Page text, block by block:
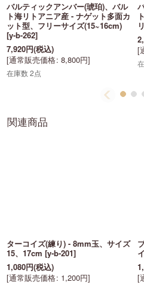
バルティックアンバー(琥珀)、バル
ト海リトアニア産 - ナゲット多面カ
ット型、フリーサイズ(15~16cm)
[y-b-262]
7,920円(税込)
[通常販売価格: 8,800円]
在庫数 2点
[
関連商品
ターコイズ(練り) - 8mm玉、サイズ
15、17cm [y-b-201]
1,080円(税込)
[通常販売価格: 1,200円]
[